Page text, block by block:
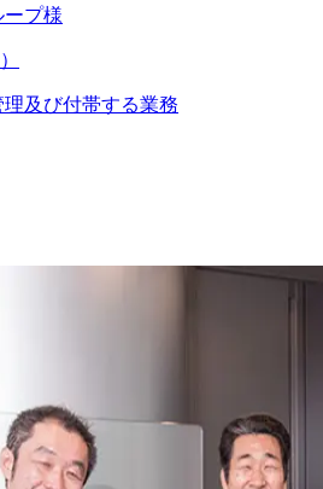
プ様
及び付帯する業務